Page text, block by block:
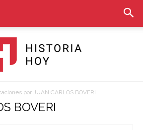
Historia
por JUAN CARLOS BOVERI
BOVERI